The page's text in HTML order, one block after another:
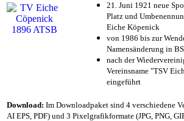
21. Juni 1921 neue
Platz und
Eiche Köpenick
von 1986 bis zur
Namensänderung in
nach der
Vereinsname "TSV
eingeführt
Download: Im Downloadpaket sind 4 verschiedene
AI EPS, PDF) und 3 Pixelgrafikformate (JPG, PNG,